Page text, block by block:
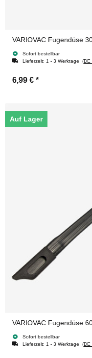
VARIOVAC Fugendüse
Sofort bestellbar
Lieferzeit: 1 - 3 Werktage (DE
6,99 € *
Auf Lager
VARIOVAC Fugendüse
Sofort bestellbar
Lieferzeit: 1 - 3 Werktage (DE